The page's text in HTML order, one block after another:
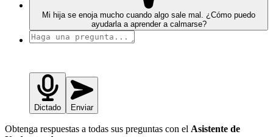
Mi hija se enoja mucho cuando algo sale mal. ¿Cómo puedo
ayudarla a aprender a calmarse?
Dictado Enviar
Obtenga respuestas a todas sus preguntas con el Asistente de